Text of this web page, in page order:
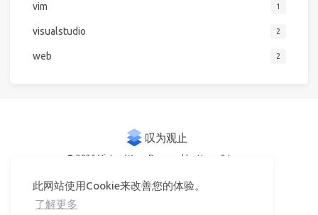
此网站使用Cookie来改善您的体验。
了解更多
vim 1
visualstudio 2
web 2
© 2026 Victor Woo Powered by Hexo & Icarus